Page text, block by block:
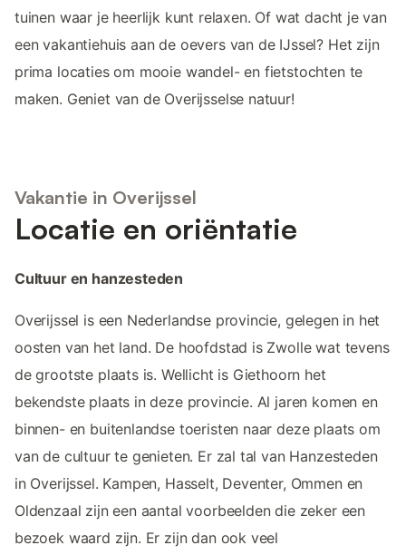
tuinen waar je heerlijk kunt relaxen. Of wat dacht je van
een vakantiehuis aan de oevers van de IJssel? Het zijn
prima locaties om mooie wandel- en fietstochten te
maken. Geniet van de Overijsselse natuur!
Vakantie in Overijssel
Locatie en oriëntatie
Cultuur en hanzesteden
Overijssel is een Nederlandse provincie, gelegen in het
oosten van het land. De hoofdstad is Zwolle wat tevens
de grootste plaats is. Wellicht is Giethoorn het
bekendste plaats in deze provincie. Al jaren komen en
binnen- en buitenlandse toeristen naar deze plaats om
van de cultuur te genieten. Er zal tal van Hanzesteden
in Overijssel. Kampen, Hasselt, Deventer, Ommen en
Oldenzaal zijn een aantal voorbeelden die zeker een
bezoek waard zijn. Er zijn dan ook veel